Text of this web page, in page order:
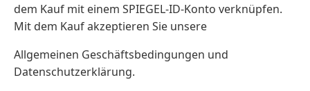
dem Kauf mit einem SPIEGEL-ID-Konto verknüpfen.
Mit dem Kauf akzeptieren Sie unsere
Allgemeinen Geschäftsbedingungen und
Datenschutzerklärung.